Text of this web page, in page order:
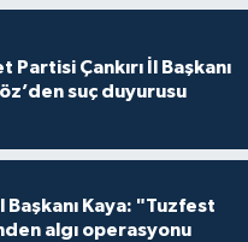
Partisi Çankırı İl Başkanı
suç duyurusu
Başkanı Kaya: "Tuzfest
algı operasyonu